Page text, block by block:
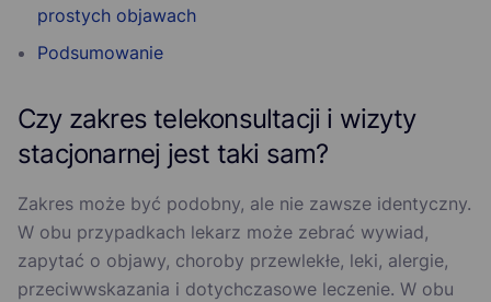
prostych objawach
Podsumowanie
Czy zakres telekonsultacji i wizyty
stacjonarnej jest taki sam?
Zakres może być podobny, ale nie zawsze identyczny.
W obu przypadkach lekarz może zebrać wywiad,
zapytać o objawy, choroby przewlekłe, leki, alergie,
przeciwwskazania i dotychczasowe leczenie. W obu